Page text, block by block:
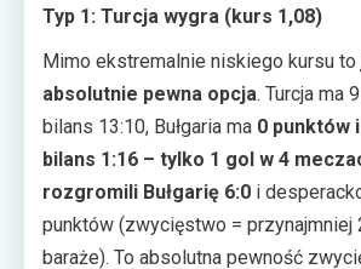
Typ 1: Turcja wygra (kurs 1,08)
Mimo ekstremalnie niskiego kursu to
absolutnie pewna opcja. Turcja ma
bilans 13:10, Bułgaria ma 0 punktów
bilans 1:16 – tylko 1 gol w 4
rozgromili Bułgarię 6:0 i
punktów (zwycięstwo = przynajmniej
baraże). To absolutna pewność